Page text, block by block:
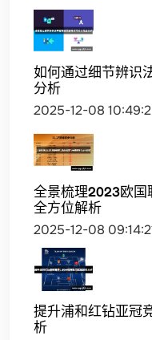
如何通过细节辨识
分析
2025-12-08
全景梳理2023欧国
全方位解析
2025-12-08
提升浦和红钻亚冠
析